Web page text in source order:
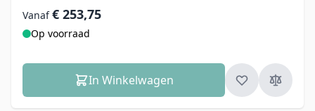
Vanaf € 253,75
Op voorraad
In Winkelwagen